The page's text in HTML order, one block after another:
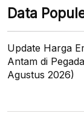
Data
Update Harga
Antam di
Agustus 2026)